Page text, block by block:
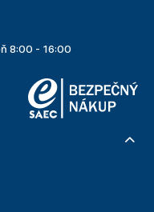
8:00 - 16:00